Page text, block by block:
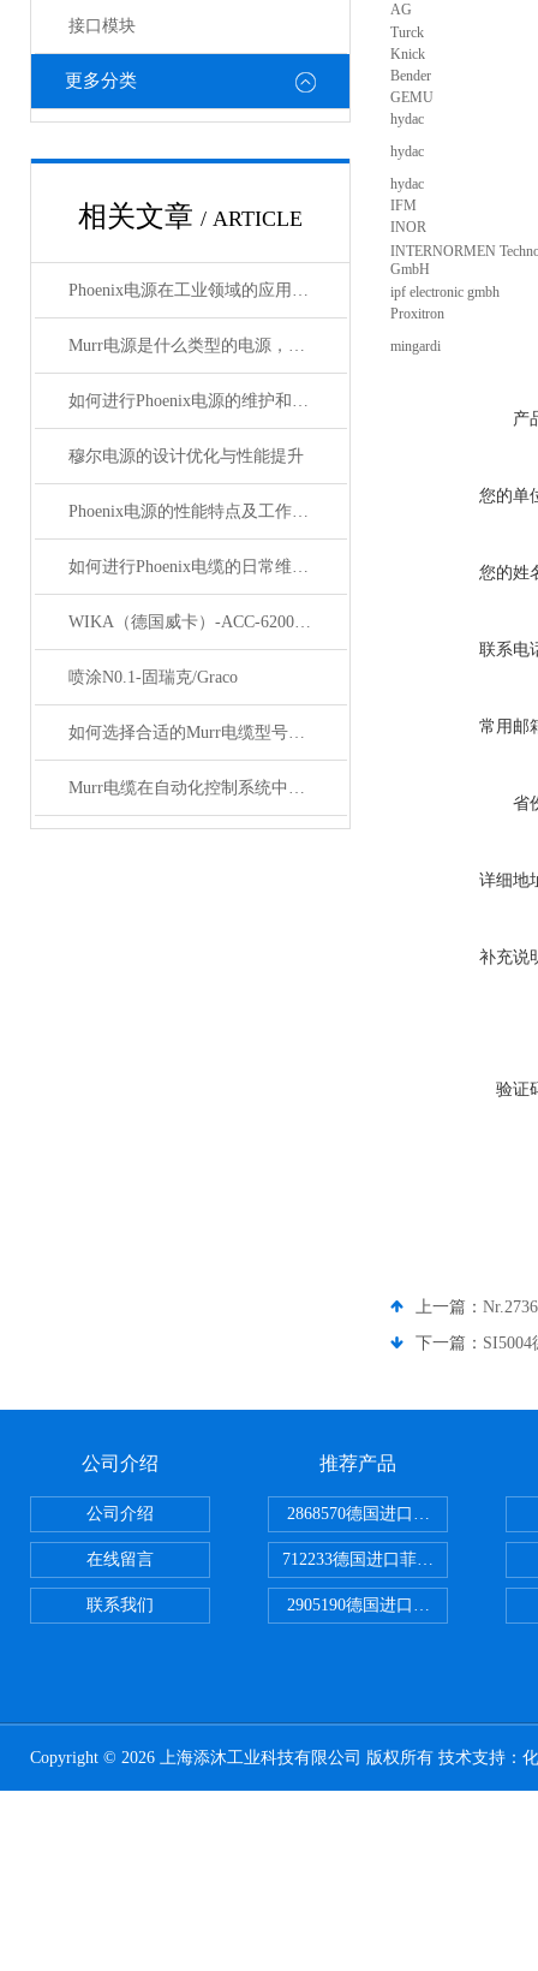
接口模块
更多分类
相关文章 / ARTICLE
Phoenix电源在工业领域的应用与优势
Murr电源是什么类型的电源，主要用于哪些领域？
如何进行Phoenix电源的维护和保养？
穆尔电源的设计优化与性能提升
Phoenix电源的性能特点及工作温度分析
如何进行Phoenix电缆的日常维护和保养？
WIKA（德国威卡）-ACC-6200系列压力变送器简介
喷涂N0.1-固瑞克/Graco
如何选择合适的Murr电缆型号和规格？
Murr电缆在自动化控制系统中的应用
AG
Turck
Knick
Bender
GEMU
hydac
hydac
hydac
IFM
INOR
INTERNORMEN
GmbH
ipf electronic gmbh
Proxitron
mingardi
产
您的单
您的姓
联系电
常用邮
省
详细地
补充说
验证
上一篇：
下一篇：
公司介绍
公司介绍
在线留言
联系我们
推荐产品
2868570德国进口菲尼克斯电源
712233德国进口菲尼克斯断路器
2905190德国进口菲尼克斯继电器
Copyright © 2026 上海添沐工业科技有限公司 版权所有 技术支持：